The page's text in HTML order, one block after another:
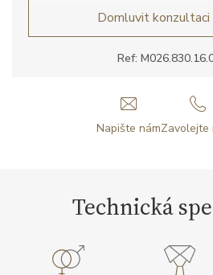
Ref:
Domluvit konzultaci
Napište námZavolejte
Technická